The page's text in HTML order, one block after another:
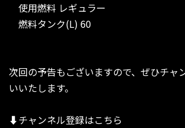
使用燃料 レギュラー
燃料タンク(L) 60
次回の予告もございますので、ぜひチャ
いいたします。
⬇︎チャンネル登録はこちら